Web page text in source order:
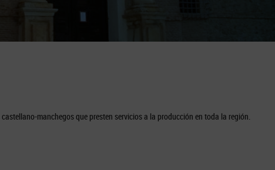
manchegos que presten servicios a la producción en toda la región.